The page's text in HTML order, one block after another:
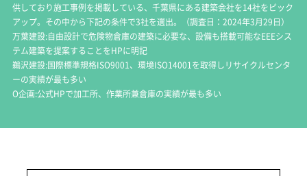
供しており施工事例を掲載している、千葉県にある建築会社を14社をピック
アップ。その中から下記の条件で3社を選出。（調査日：2024年3月29日）
万葉建設:自由設計で危険物倉庫の建築に必要な、設備も搭載可能なEEEシス
テム建築を提案することをHPに明記
鵜沢建設:国際標準規格ISO9001、環境ISO14001を取得しリサイクルセンタ
ーの実績が最も多い
O企画:公式HPで加工所、作業所兼倉庫の実績が最も多い